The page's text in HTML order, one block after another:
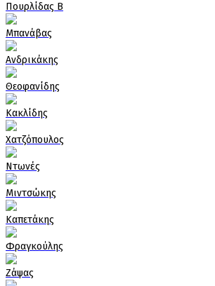
Πουρλίδας Β
Μπανάβας
Ανδρικάκης
Θεοφανίδης
Κακλίδης
Χατζόπουλος
Ντωνές
Μιντσώκης
Καπετάκης
Φραγκούλης
Ζάψας